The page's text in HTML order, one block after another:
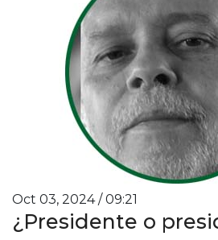
Oct 03, 2024 / 09:21
¿Presidente o